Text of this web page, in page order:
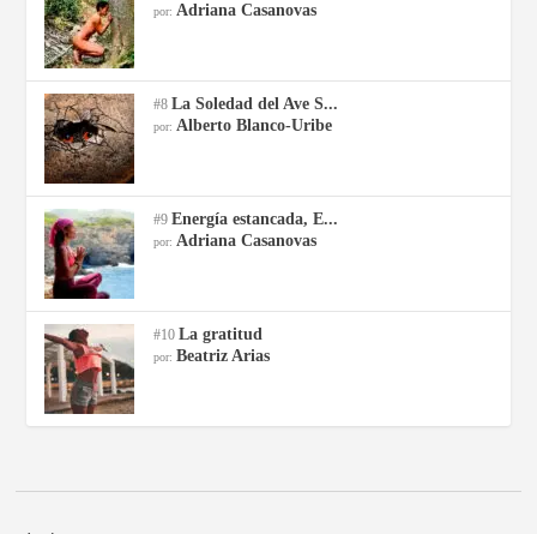
por:Adriana Casanovas
#8La Soledad del Ave S...
por:Alberto Blanco-Uribe
#9Energía estancada, E...
por:Adriana Casanovas
#10La gratitud
por:Beatriz Arias